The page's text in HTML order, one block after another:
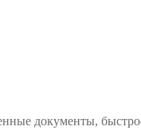
документы,